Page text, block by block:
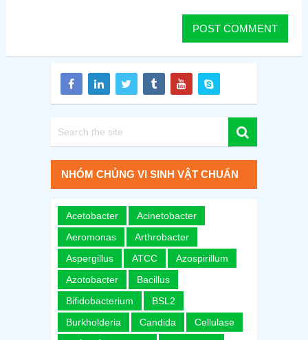
NHÓM CHỦNG VI SINH VẬT CHUẨN
Acetobacter
Acinetobacter
Aeromonas
Arthrobacter
Aspergillus
ATCC
Azospirillum
Azotobacter
Bacillus
Bifidobacterium
BSL2
Burkholderia
Candida
Cellulase